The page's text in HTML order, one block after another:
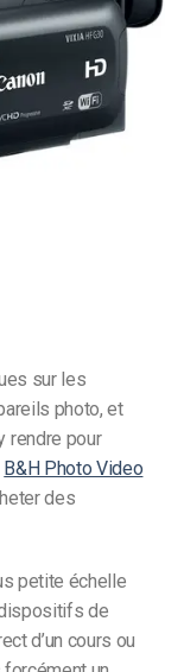
sur les
photo, et
rendre pour
B&H Photo Video
des
petite échelle
de
d’un cours ou